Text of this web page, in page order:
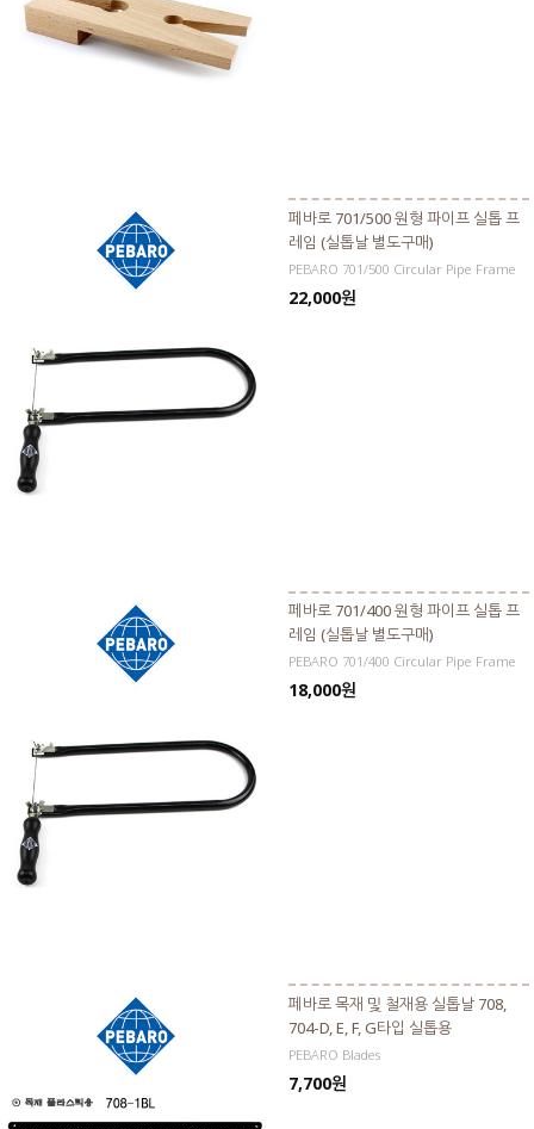
페바로 701/500 원형 파이프 실톱 프
레임 (실톱날 별도구매)
PEBARO 701/500 Circular Pipe Frame
22,000원
페바로 701/400 원형 파이프 실톱 프
레임 (실톱날 별도구매)
PEBARO 701/400 Circular Pipe Frame
18,000원
페바로 목재 및 철재용 실톱날 708,
704-D, E, F, G타입 실톱용
PEBARO Blades
7,700원